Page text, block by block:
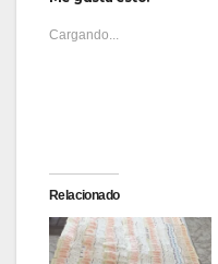
Cargando...
Relacionado